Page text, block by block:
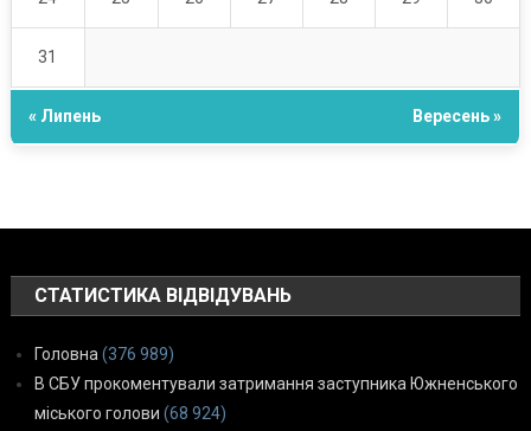
31
« Липень Вересень »
СТАТИСТИКА ВІДВІДУВАНЬ
Головна (376 989)
В СБУ прокоментували затримання заступника Южненського
міського голови (68 924)